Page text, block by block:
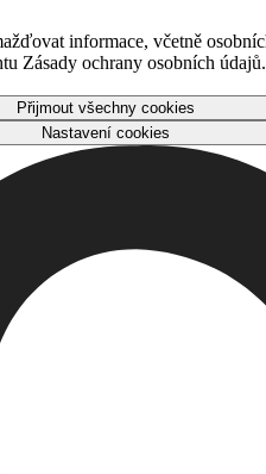
informace, včetně
Zásady ochrany osobních
Přijmout všechny cookies
Nastavení cookies